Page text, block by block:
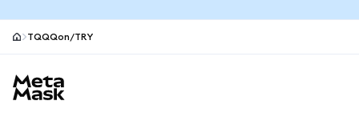
TQQQon/TRY